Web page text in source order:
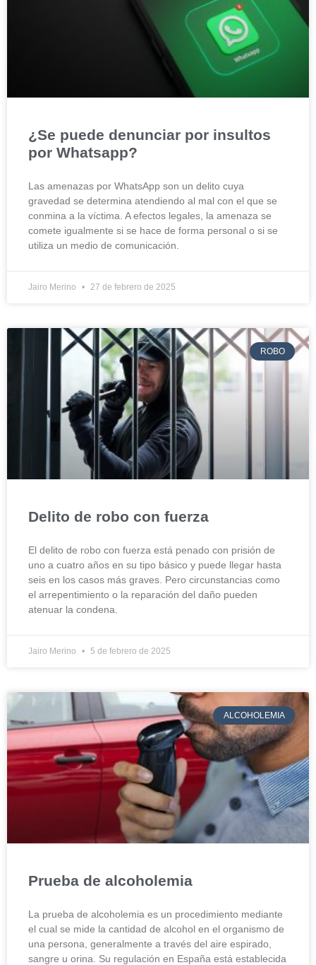
¿Se puede denunciar por insultos
por Whatsapp?
Las amenazas por WhatsApp son un delito cuya
gravedad se determina atendiendo al mal con el que se
conmina a la víctima. A efectos legales, la amenaza se
comete igualmente si se hace de forma personal o si se
utiliza un medio de comunicación.
Jairo Merino 27 de febrero de 2025
ROBO
Delito de robo con fuerza
El delito de robo con fuerza está penado con prisión de
uno a cuatro años en su tipo básico y puede llegar hasta
seis en los casos más graves. Pero circunstancias como
el arrepentimiento o la reparación del daño pueden
atenuar la condena.
Jairo Merino 5 de febrero de 2025
ALCOHOLEMIA
Prueba de alcoholemia
La prueba de alcoholemia es un procedimiento mediante
el cual se mide la cantidad de alcohol en el organismo de
una persona, generalmente a través del aire espirado,
sangre u orina. Su regulación en España está establecida